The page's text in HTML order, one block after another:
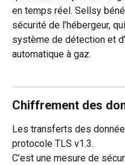
en temps réel. Sellsy
sécurité de l’hébergeur,
système de détection et
automatique à gaz.
Chiffrement des
Les transferts des
protocole TLS v1.3.
C’est une mesure de